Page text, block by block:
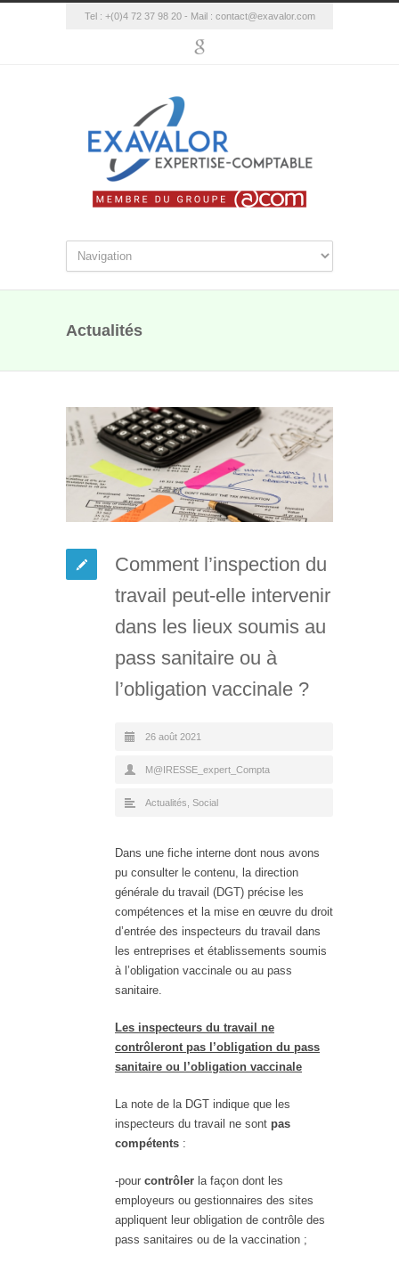
Tel : +(0)4 72 37 98 20 - Mail : contact@exavalor.com
Actualités
Comment l’inspection du
travail peut-elle intervenir
dans les lieux soumis au
pass sanitaire ou à
l’obligation vaccinale ?
26 août 2021
M@IRESSE_expert_Compta
Actualités Social
Dans une fiche interne dont nous avons
pu consulter le contenu, la direction
générale du travail (DGT) précise les
compétences et la mise en œuvre du droit
d’entrée des inspecteurs du travail dans
les entreprises et établissements soumis
à l’obligation vaccinale ou au pass
sanitaire.
Les inspecteurs du travail ne
contrôleront pas l’obligation du pass
sanitaire ou l’obligation vaccinale
La note de la DGT indique que les
inspecteurs du travail ne sont pas
compétents :
-pour contrôler la façon dont les
employeurs ou gestionnaires des sites
appliquent leur obligation de contrôle des
pass sanitaires ou de la vaccination ;